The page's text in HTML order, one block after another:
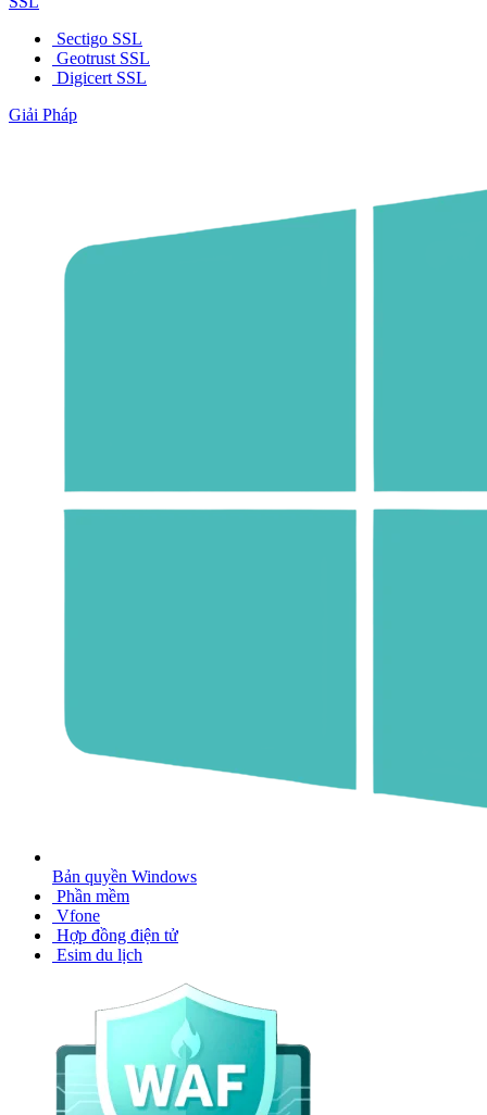
Sectigo SSL
Geotrust SSL
Digicert SSL
Giải Pháp
Bản quyền Windows
Phần mềm
Vfone
Hợp đồng điện tử
Esim du lịch